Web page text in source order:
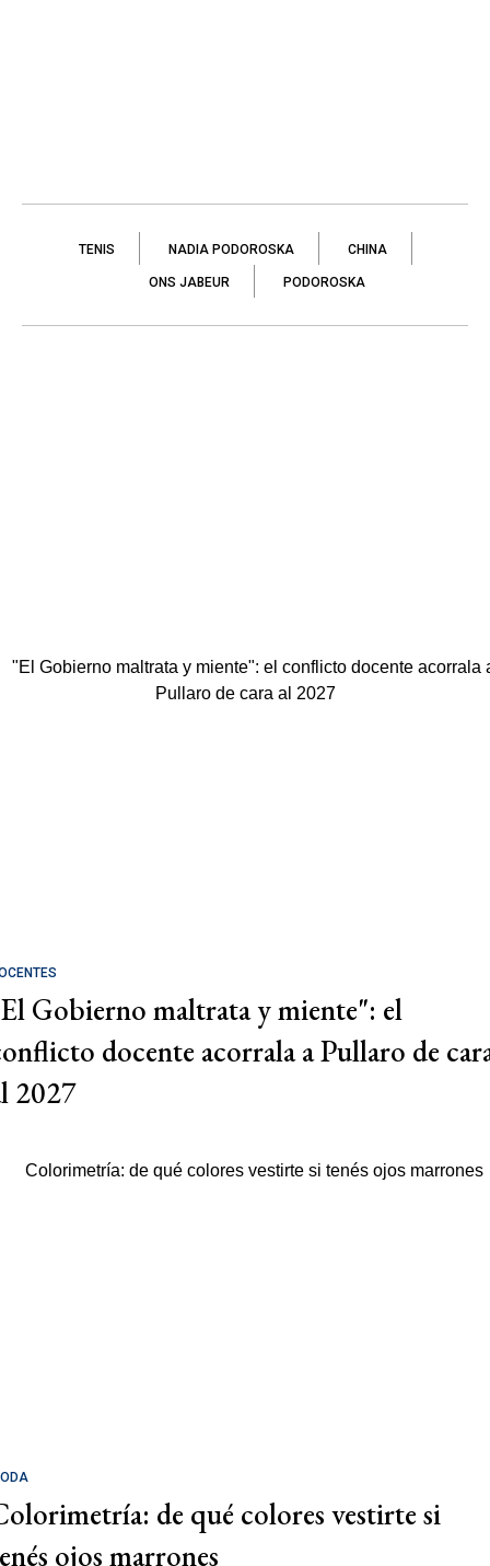
TENIS NADIA PODOROSKA CHINA
ONS JABEUR PODOROSKA
Gobierno maltrata y miente": el
docente acorrala a Pullaro de
2027
de qué colores vestirte si
ojos marrones